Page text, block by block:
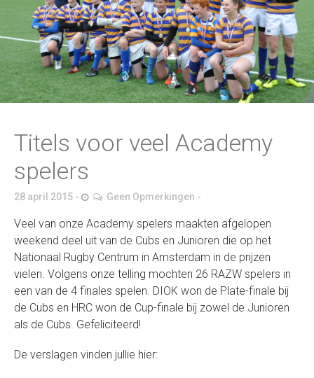
Titels voor veel Academy
spelers
28 april 2015 Geen Opmerkingen
Veel van onze Academy spelers maakten afgelopen
weekend deel uit van de Cubs en Junioren die op het
Nationaal Rugby Centrum in Amsterdam in de prijzen
vielen. Volgens onze telling mochten 26 RAZW spelers in
een van de 4 finales spelen. DIOK won de Plate-finale bij
de Cubs en HRC won de Cup-finale bij zowel de Junioren
als de Cubs. Gefeliciteerd!
De verslagen vinden jullie hier: